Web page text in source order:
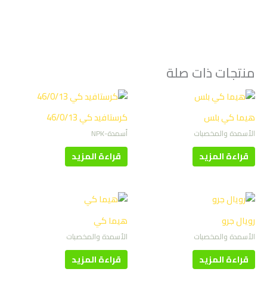
منتجات ذات صلة
هيما كي بلس
الأسمدة والمخصبات
قراءة المزيد
كرستافيد كي 46/0/13
أسمدة-NPK
قراءة المزيد
رويال جرو
الأسمدة والمخصبات
قراءة المزيد
هيما كي
الأسمدة والمخصبات
قراءة المزيد